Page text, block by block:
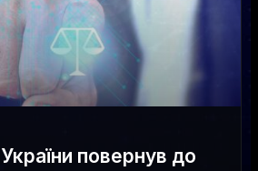
повернув до